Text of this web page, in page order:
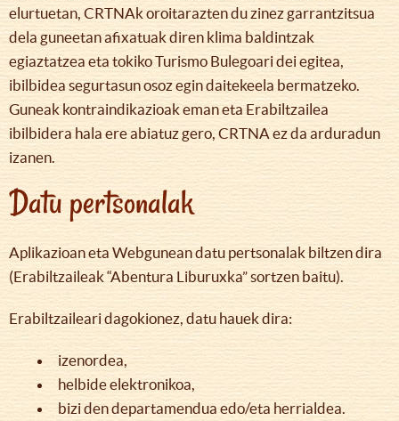
elurtuetan, CRTNAk oroitarazten du zinez garrantzitsua
dela guneetan afixatuak diren klima baldintzak
egiaztatzea eta tokiko Turismo Bulegoari dei egitea,
ibilbidea segurtasun osoz egin daitekeela bermatzeko.
Guneak kontraindikazioak eman eta Erabiltzailea
ibilbidera hala ere abiatuz gero, CRTNA ez da arduradun
izanen.
Datu pertsonalak
Aplikazioan eta Webgunean datu pertsonalak biltzen dira
(Erabiltzaileak “Abentura Liburuxka” sortzen baitu).
Erabiltzaileari dagokionez, datu hauek dira:
izenordea,
helbide elektronikoa,
bizi den departamendua edo/eta herrialdea.